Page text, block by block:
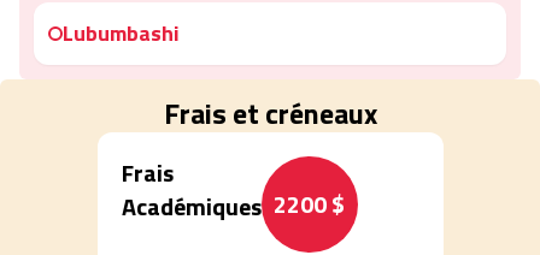
Lubumbashi
Frais et créneaux
Frais
Académiques 2200 $